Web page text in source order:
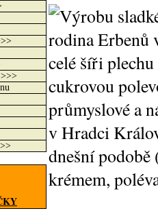
Výrobu
rodina Erbenů
celé šíři plechu
cukrovou
průmyslové a
v Hradci
dnešní
krémem,